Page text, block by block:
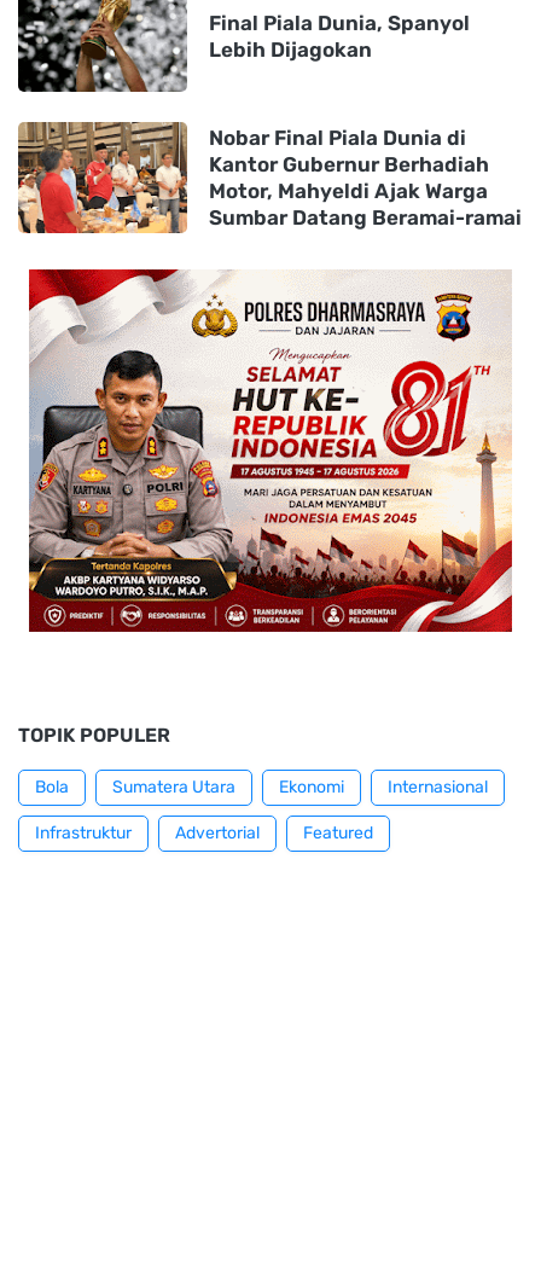
Final Piala Dunia, Spanyol
Lebih Dijagokan
Nobar Final Piala Dunia di
Kantor Gubernur Berhadiah
Motor, Mahyeldi Ajak Warga
Sumbar Datang Beramai-ramai
TOPIK POPULER
Bola Sumatera Utara Ekonomi Internasional
Infrastruktur Advertorial Featured